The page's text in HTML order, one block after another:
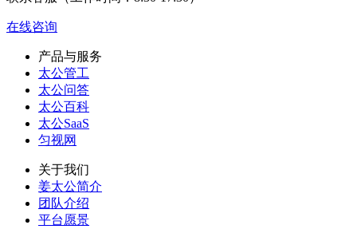
在线咨询
产品与服务
太公管工
太公问答
太公百科
太公SaaS
匀视网
关于我们
姜太公简介
团队介绍
平台愿景